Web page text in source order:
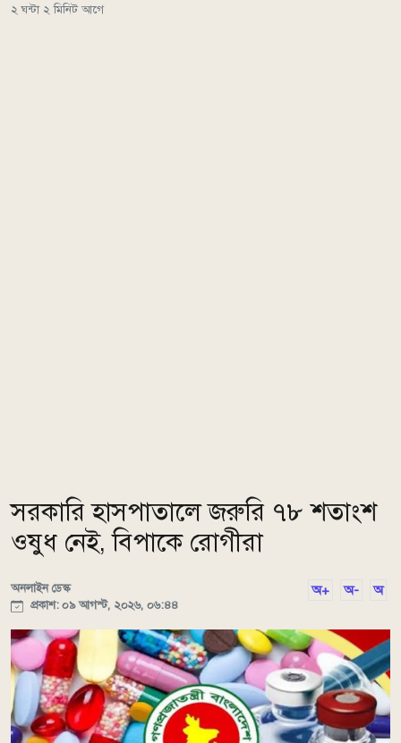
২ ঘন্টা ২ মিনিট আগে
সরকারি হাসপাতালে জরুরি ৭৮ শতাংশ
ওষুধ নেই, বিপাকে রোগীরা
অনলাইন ডেস্ক
প্রকাশ: ০৯ আগস্ট, ২০২৬, ০৬:৪৪
অ+ অ- অ